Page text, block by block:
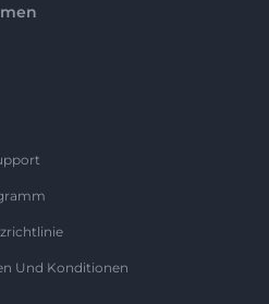
Und Konditionen